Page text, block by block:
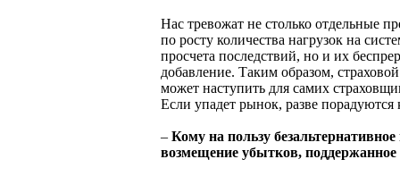
Нас тревожат не столько отдельные
по росту количества нагрузок на
просчета последствий, но и их
добавление. Таким образом,
может наступить для самих
Если упадет рынок, разве порадуются
– Кому на пользу
возмещение убытков, поддержанное